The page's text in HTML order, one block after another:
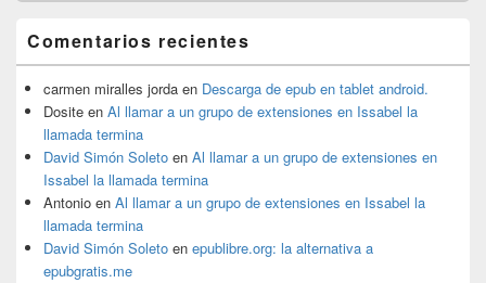
Comentarios recientes
carmen miralles jorda en Descarga de epub en tablet android.
Dosite en Al llamar a un grupo de extensiones en Issabel la
llamada termina
David Simón Soleto en Al llamar a un grupo de extensiones en
Issabel la llamada termina
Antonio en Al llamar a un grupo de extensiones en Issabel la
llamada termina
David Simón Soleto en epublibre.org: la alternativa a
epubgratis.me